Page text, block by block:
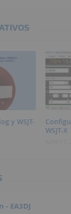
y WSJT-
WSJT-X
- EA3DJ